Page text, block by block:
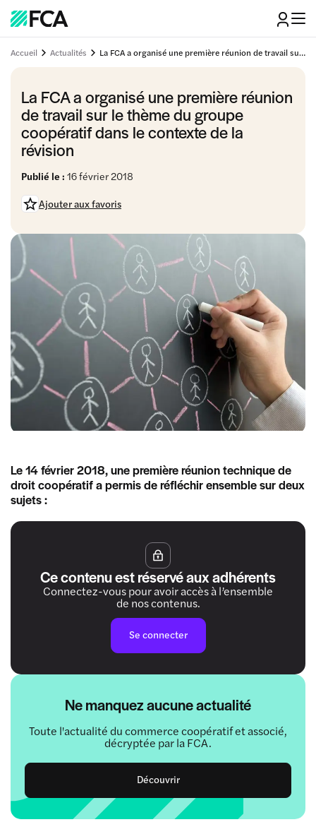
Accueil Actualités La FCA a organisé une première réunion de travail sur le thème du groupe coopératif dans le contexte de la révision
La FCA a organisé une première réunion
de travail sur le thème du groupe
coopératif dans le contexte de la
révision
Publié le : 16 février 2018
Ajouter aux favoris
Ne manquez aucune actualité
Toute l'actualité du commerce coopératif et associé,
décryptée par la FCA.
Découvrir
Le 14 février 2018, une première réunion technique de
droit coopératif a permis de réfléchir ensemble sur deux
sujets :
Ce contenu est réservé aux adhérents
Connectez-vous pour avoir accès à l’ensemble
de nos contenus.
Se connecter